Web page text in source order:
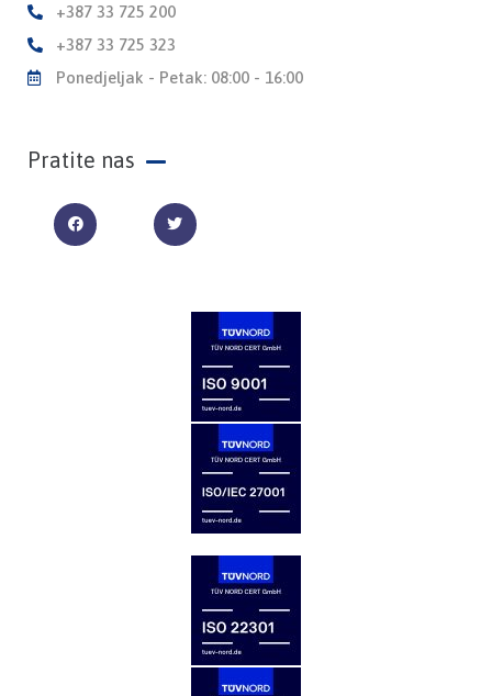
+387 33 725 200
+387 33 725 323
Ponedjeljak - Petak: 08:00 - 16:00
Pratite nas